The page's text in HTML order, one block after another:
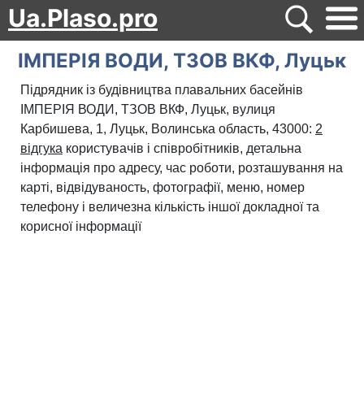
Ua.Plaso.pro
ІМПЕРІЯ ВОДИ, ТЗОВ ВКФ, Луцьк
Підрядник із будівництва плавальних басейнів
ІМПЕРІЯ ВОДИ, ТЗОВ ВКФ, Луцьк, вулиця
Карбишева, 1, Луцьк, Волинська область, 43000: 2
відгука користувачів і співробітників, детальна
інформація про адресу, час роботи, розташування на
карті, відвідуваность, фотографії, меню, номер
телефону і величезна кількість іншої докладної та
корисної інформації